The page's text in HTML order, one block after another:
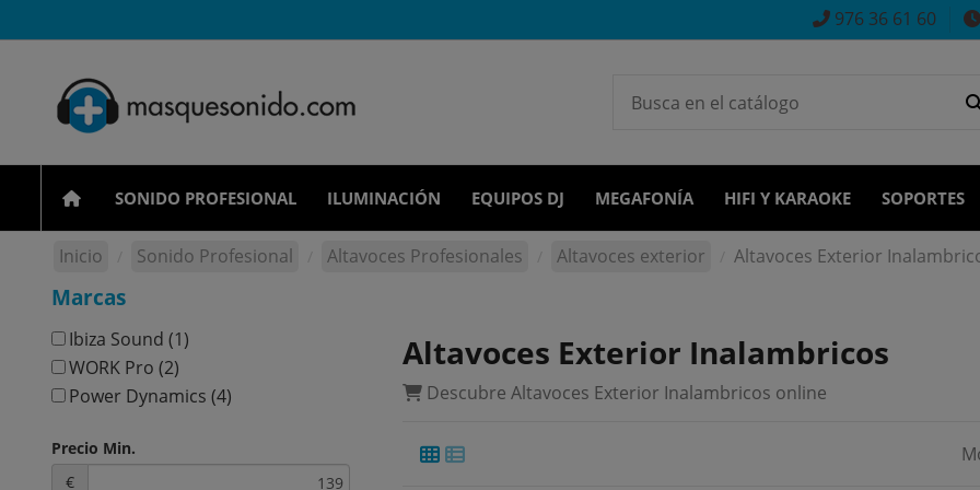
976 36 61 60
SONIDO PROFESIONAL ILUMINACIÓN EQUIPOS DJ MEGAFONÍA HIFI Y KARAOKE SOPORTES
Inicio Sonido Profesional Altavoces Profesionales Altavoces exterior Altavoces Exterior
Altavoces Exterior Inalambricos
Descubre Altavoces Exterior Inalambricos online
Marcas
Ibiza Sound (1)
WORK Pro (2)
Power Dynamics (4)
Precio Min.
€